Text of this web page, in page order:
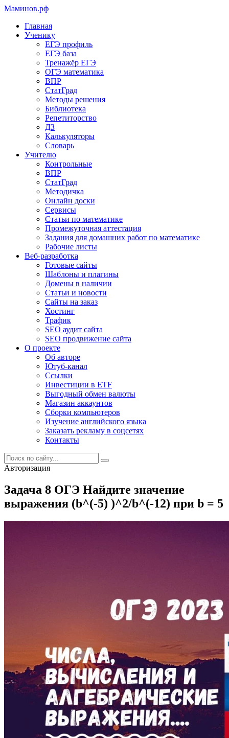
Маминов.рф
Главная
Ученику
ЕГЭ профиль
ЕГЭ база
Тренажёр ЕГЭ
ОГЭ математика
ВПР
СтатГрад
Методы решения
Библиотека
Репетиторство
ДЗ
Калькуляторы
Словарь
Учителю
Контрольные
ВПР
СтатГрад
Методичка
Онлайн доски
Сервисы
Статьи по математике
Промежуточная аттестация
Задания для домашних работ по математике
Рабочие листы
Веб-разработка
Готовые сайты
Шаблоны и плагины
Домены в наличии
Статьи и новости
Сайты на заказ
Хостинг
Трафик
SEO аудит сайта
SEO продвижение сайта
О проекте
Об авторе
Ютуб-канал
Ссылки
Инвестиции в ETF
Выгодный обмен валюты
Магазин аккаунтов
Сборки компьютеров
Изучение английского языка
Заказать рекламу в соцсетях
Контакты
Авторизация
Задача 8 ОГЭ Найдите значение
выражения (b^(-5) )^2/b^(-12) при b = 5